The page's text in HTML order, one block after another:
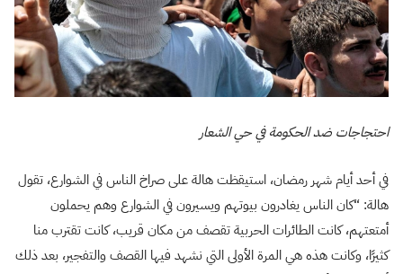
احتجاجات ضد الحكومة في حي الشعار
في أحد أيام شهر رمضان، استيقظت هالة على صراخ الناس في الشوارع، تقول
هالة: “كان الناس يغادرون بيوتهم ويسيرون في الشوارع وهم يحملون
أمتعتهم، كانت الطائرات الحربية تقصف من مكان قريب، كانت تقترب منا
كثيرًا، وكانت هذه هي المرة الأولى التي نشهد فيها القصف والتفجير، بعد ذلك